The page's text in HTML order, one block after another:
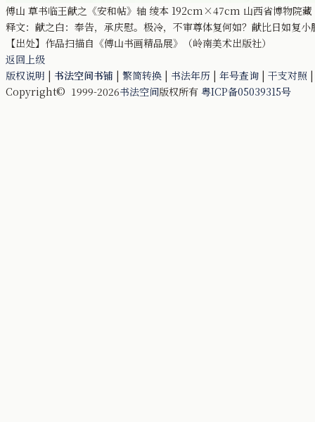
傅山 草书临王献之《安和帖》轴 绫本 192cm×47cm 山西省博物院藏
释文：献之白：奉告，承庆慰。极冷，不审尊体复何如？献比日如复
【出处】作品扫描自《傅山书画精品展》（岭南美术出版社）
返回上级
版权说明 | 书法空间书铺 | 繁简转换 | 书法年历 | 年号查询 | 干支对照
Copyright© 1999-2026书法空间版权所有 粤ICP备05039315号